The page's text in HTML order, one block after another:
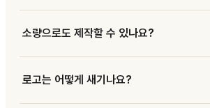
소량으로도 제작할 수 있나요?
로고는 어떻게 새기나요?